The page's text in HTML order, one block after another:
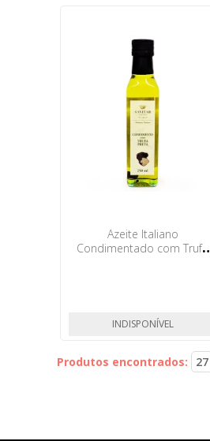
Azeite Italiano
Condimentado com Trufa
INDISPONÍVEL
Produtos encontrados: 27